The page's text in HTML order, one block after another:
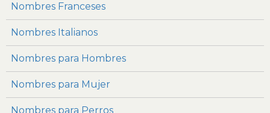
Nombres Franceses
Nombres Italianos
Nombres para Hombres
Nombres para Mujer
Nombres para Perros